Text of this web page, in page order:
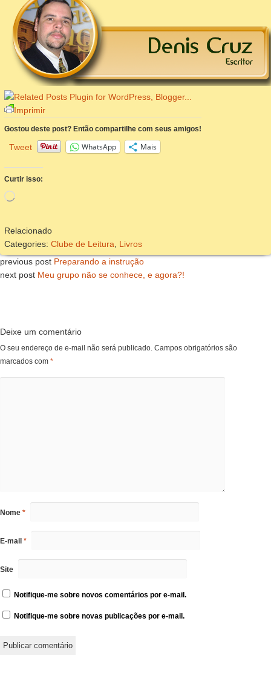
Imprimir
Gostou deste post? Então compartilhe com seus amigos!
Tweet WhatsApp Mais
Curtir isso:
Carregando...
Relacionado
Categories: Clube de Leitura
Livros
previous post Preparando a instrução
next post Meu grupo não se conhece, e agora?!
Deixe um comentário
O seu endereço de e-mail não será publicado. Campos obrigatórios são
marcados com *
Nome *
E-mail *
Site
Notifique-me sobre novos comentários por e-mail.
Notifique-me sobre novas publicações por e-mail.